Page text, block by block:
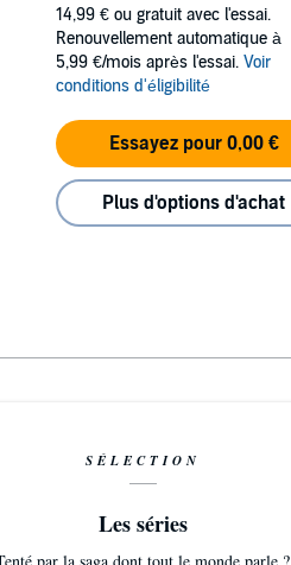
14,99 € ou gratuit avec l'essai.
Renouvellement automatique à
5,99 €/mois après l'essai. Voir
conditions d'éligibilité
Essayez pour 0,00 €
Plus d'options d'achat
SÉLECTION
Les séries